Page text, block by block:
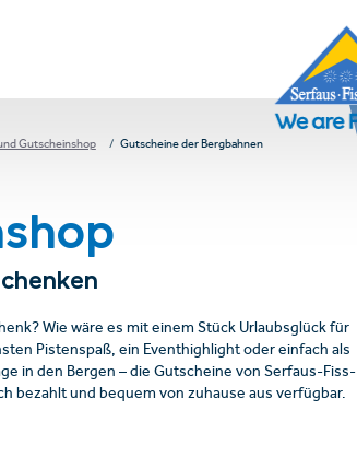
Gutscheinshop Gutscheine der Bergbahnen
Wie wäre es mit einem Stück Urlaubsglück für
Pistenspaß, ein Eventhighlight oder einfach als
in den Bergen – die Gutscheine von Serfaus-Fiss-
bezahlt und bequem von zuhause aus verfügbar.